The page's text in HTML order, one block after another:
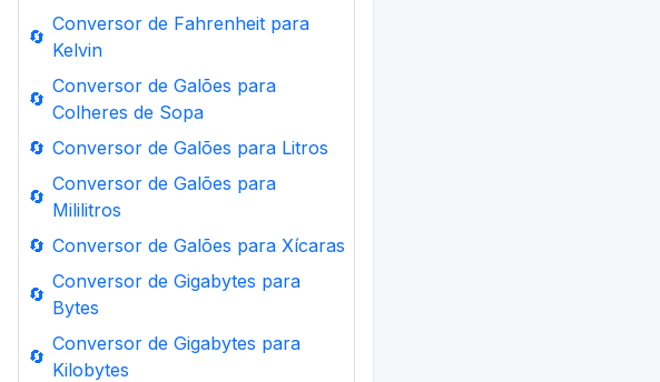
🔄
Conversor de Fahrenheit para
Kelvin
🔄
Conversor de Galões para
Colheres de Sopa
🔄 Conversor de Galões para Litros
🔄
Conversor de Galões para
Mililitros
🔄 Conversor de Galões para Xícaras
🔄
Conversor de Gigabytes para
Bytes
🔄
Conversor de Gigabytes para
Kilobytes